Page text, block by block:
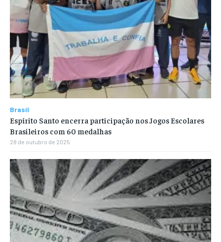
Brasil
Espírito Santo encerra participação nos Jogos Escolares
Brasileiros com 60 medalhas
28 de outubro de 2025